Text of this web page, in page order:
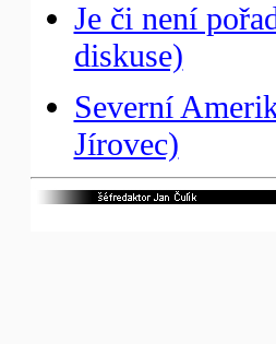
Je či není
diskuse)
Severní
Jírovec)